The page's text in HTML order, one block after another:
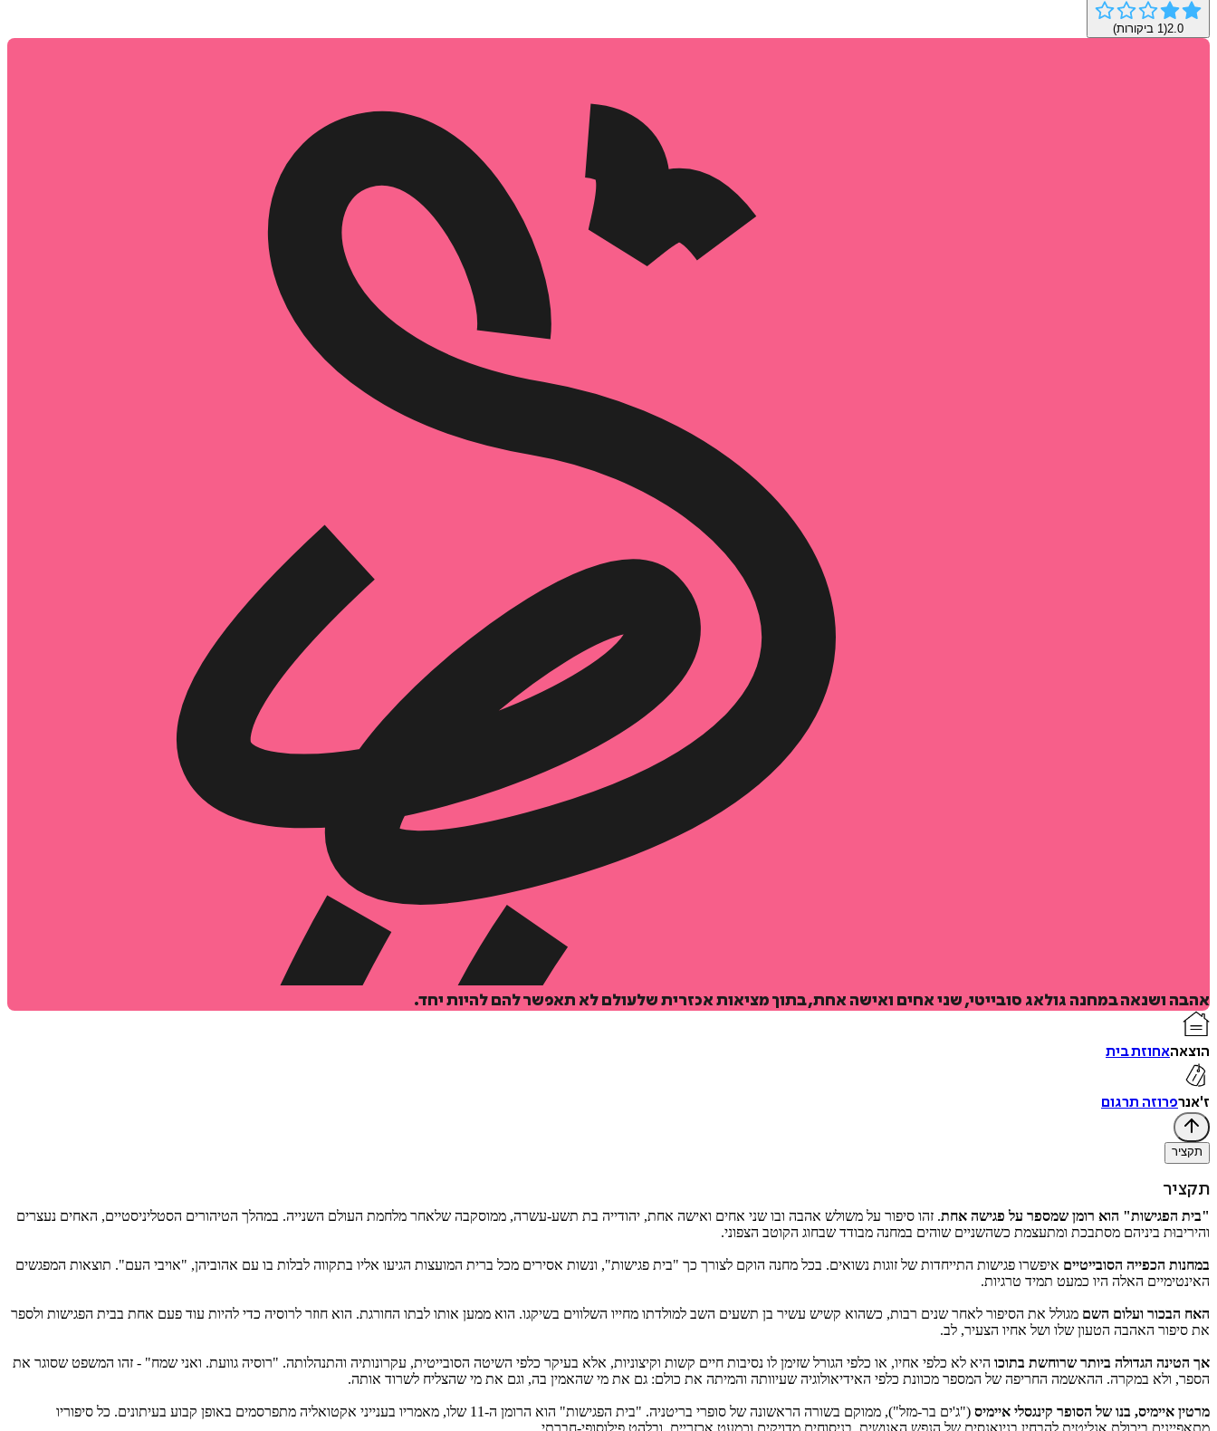
לסל
איזה פורמט בא לך?
קולי
27
במבצע עד:
31/08/2026
מודפס
₪61.6
2.0
(
1 ביקורות)
אהבה ושנאה במחנה גולאג סובייטי, שני אחים ואישה אחת, בתוך מציאות אכזרית שלעולם לא תאפשר להם להיות יחד.
הוצאהאחוזת בית
ז'אנרפרוזה תרגום
תקציר
תקציר
"בית הפגישות" הוא רומן שמספר על פגישה אחת. זהו סיפור על משולש אהבה ובו שני אחים ואישה אחת, יהודייה בת תשע-עשרה, ממוסקבה שלאחר מלחמת העולם השנייה. במהלך הטיהורים הסטליניסטיים, האחים נעצרים
והיריבוּת ביניהם מסתבכת ומתעצמת כשהשניים שוהים במחנה מבודד שבחוג הקוטב הצפוני.
במחנות הכפייה הסובייטיים איפשרו פגישות התייחדות של זוגות נשואים. בכל מחנה הוקם לצורך כך "בית פגישות", ונשות אסירים מכל ברית המועצות הגיעו אליו בתקווה לבלות בו עם אהוביהן, "אויבי העם". תוצאות המפגשים
האינטימיים האלה היו כמעט תמיד טרגיות.
האח הבכור ועלום השם מגולל את הסיפור לאחר שנים רבות, כשהוא קשיש עשיר בן תשעים השב למולדתו מחייו השלווים בשיקגו. הוא ממען אותו לבתו החורגת. הוא חוזר לרוסיה כדי להיות עוד פעם אחת בבית הפגישות ולספר
את סיפור האהבה הטעון שלו ושל אחיו הצעיר, לב.
אך הטינה הגדולה ביותר שרוחשת בתוכו היא לא כלפי אחיו, או כלפי הגורל שזימן לו נסיבות חיים קשות וקיצוניות, אלא בעיקר כלפי השיטה הסובייטית, עקרונותיה והתנהלותה. "רוסיה גוועת. ואני שמח" - זהו המשפט שסוגר את
הספר, ולא במקרה. ההאשמה החריפה של המספר מכוונת כלפי האידיאולוגיה שעיוותה והמיתה את כולם: גם את מי שהאמין בה, וגם את מי שהצליח לשרוד אותה.
מרטין איימיס, בנו של הסופר קינגסלי איימיס
("ג'ים בר-מזל"), ממוקם בשורה הראשונה של סופרי בריטניה. "בית הפגישות" הוא הרומן ה-11 שלו, מאמריו בענייני אקטואליה מתפרסמים באופן קבוע בעיתונים. כל סיפוריו
מתאפיינים ביכולת אנליטית להבחין בניואנסים של הנפש האנושית, בניסוחים מדויקים וכמעט אכזריים, ובלהט פילוסופי-חברתי.